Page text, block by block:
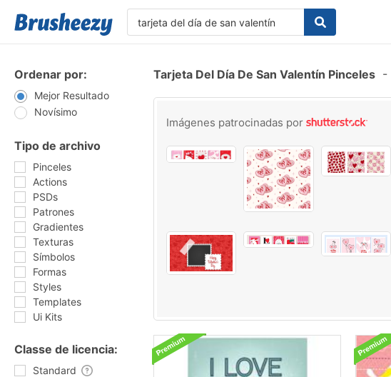
Ordenar por:
Mejor Resultado
Novísimo
Tipo de archivo
Pinceles
Actions
PSDs
Patrones
Gradientes
Texturas
Símbolos
Formas
Styles
Templates
Ui Kits
Classe de licencia:
Standard
Tarjeta Del Día De San Valentín Pinceles -
Imágenes patrocinadas por